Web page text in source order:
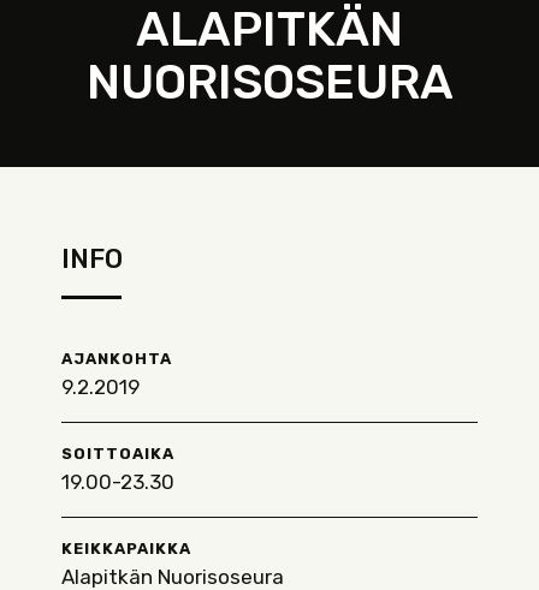
ALAPITKÄN
NUORISOSEURA
INFO
AJANKOHTA
9.2.2019
SOITTOAIKA
19.00-23.30
KEIKKAPAIKKA
Alapitkän Nuorisoseura